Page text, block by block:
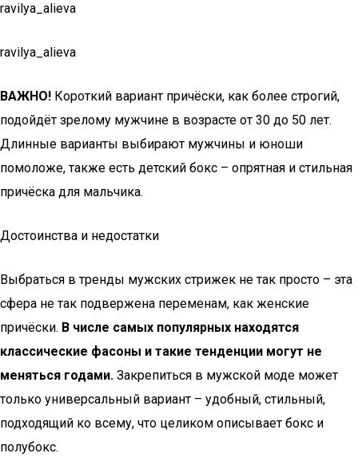
ravilya_alieva
ravilya_alieva
ВАЖНО! Короткий вариант причёски, как более строгий,
подойдёт зрелому мужчине в возрасте от 30 до 50 лет.
Длинные варианты выбирают мужчины и юноши
помоложе, также есть детский бокс – опрятная и стильная
причёска для мальчика.
Достоинства и недостатки
Выбраться в тренды мужских стрижек не так просто – эта
сфера не так подвержена переменам, как женские
причёски. В числе самых популярных находятся
классические фасоны и такие тенденции могут не
меняться годами. Закрепиться в мужской моде может
только универсальный вариант – удобный, стильный,
подходящий ко всему, что целиком описывает бокс и
полубокс.